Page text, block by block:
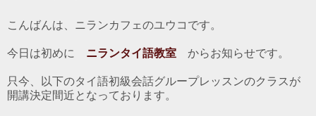
こんばんは、ニランカフェのユウコです。
今日は初めに ニランタイ語教室 からお知らせです。
只今、以下のタイ語初級会話グループレッスンのクラスが
開講決定間近となっております。